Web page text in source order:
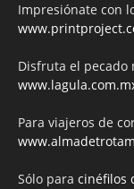
Impresiónate con
Disfruta el pecado
Para viajeros de
Sólo para cinéfilos